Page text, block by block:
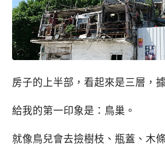
房子的上半部，看起來是三層，
給我的第一印象是：鳥巢。
就像鳥兒會去撿樹枝、瓶蓋、木